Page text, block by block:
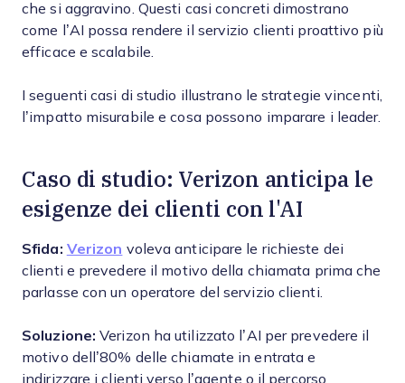
che si aggravino. Questi casi concreti dimostrano
come l’AI possa rendere il servizio clienti proattivo più
efficace e scalabile.
I seguenti casi di studio illustrano le strategie vincenti,
l’impatto misurabile e cosa possono imparare i leader.
Caso di studio: Verizon anticipa le
esigenze dei clienti con l'AI
Sfida: Verizon voleva anticipare le richieste dei
clienti e prevedere il motivo della chiamata prima che
parlasse con un operatore del servizio clienti.
Soluzione: Verizon ha utilizzato l’AI per prevedere il
motivo dell’80% delle chiamate in entrata e
indirizzare i clienti verso l’agente o il percorso